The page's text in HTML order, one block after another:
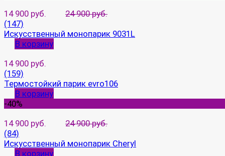
14 900 руб.
24 900 руб.
(147)
Искусственный монопарик 9031L
В корзину
14 900 руб.
(159)
Термостойкий парик evro106
В корзину
-40%
14 900 руб.
24 900 руб.
(84)
Искусственный монопарик Cheryl
В корзину